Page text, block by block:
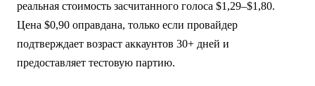
реальная стоимость засчитанного голоса $1,29–$1,80.
Цена $0,90 оправдана, только если провайдер
подтверждает возраст аккаунтов 30+ дней и
предоставляет тестовую партию.